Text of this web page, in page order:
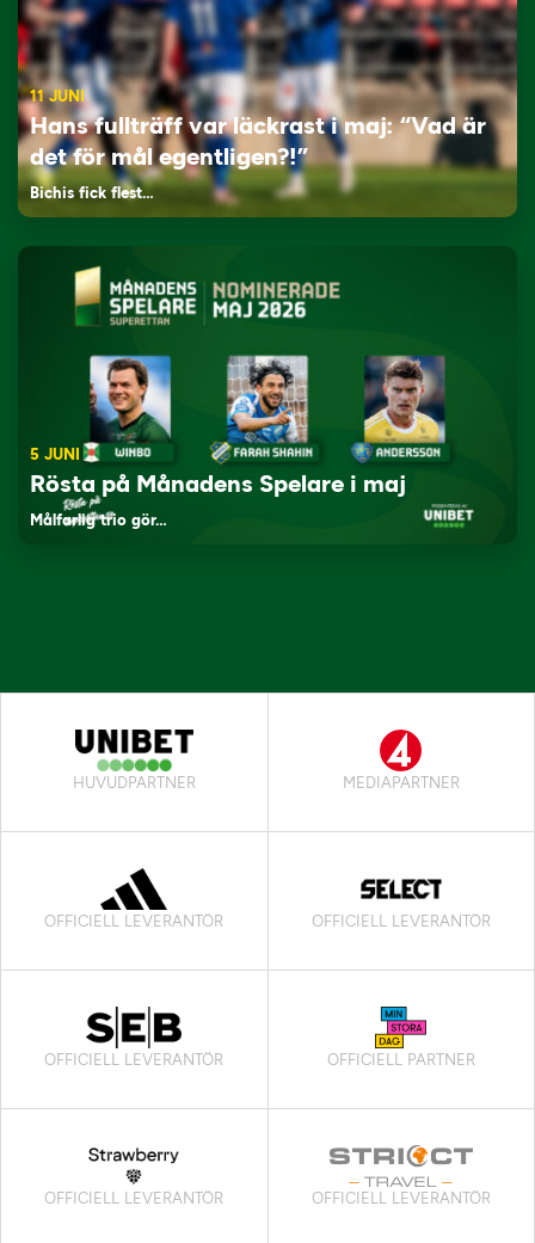
11 JUNI
Hans fullträff var läckrast i maj: “Vad är
det för mål egentligen?!”
Bichis fick flest…
5 JUNI
Rösta på Månadens Spelare i maj
Målfarlig trio gör…
HUVUDPARTNER MEDIAPARTNER
OFFICIELL LEVERANTÖR OFFICIELL LEVERANTÖR
OFFICIELL LEVERANTÖR OFFICIELL PARTNER
OFFICIELL LEVERANTÖR OFFICIELL LEVERANTÖR